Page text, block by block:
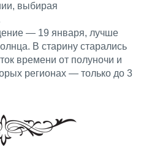
выбирая
— 19 января, лучше
В старину старались
времени от полуночи и
регионах — только до 3